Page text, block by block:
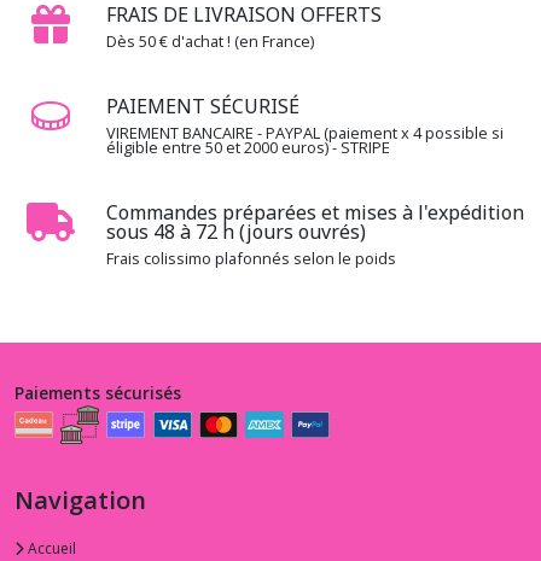
FRAIS DE LIVRAISON OFFERTS
Dès 50 € d'achat ! (en France)
PAIEMENT SÉCURISÉ
VIREMENT BANCAIRE - PAYPAL (paiement x 4 possible si
éligible entre 50 et 2000 euros) - STRIPE
Commandes préparées et mises à l'expédition
sous 48 à 72 h (jours ouvrés)
Frais colissimo plafonnés selon le poids
Paiements sécurisés
Navigation
Accueil